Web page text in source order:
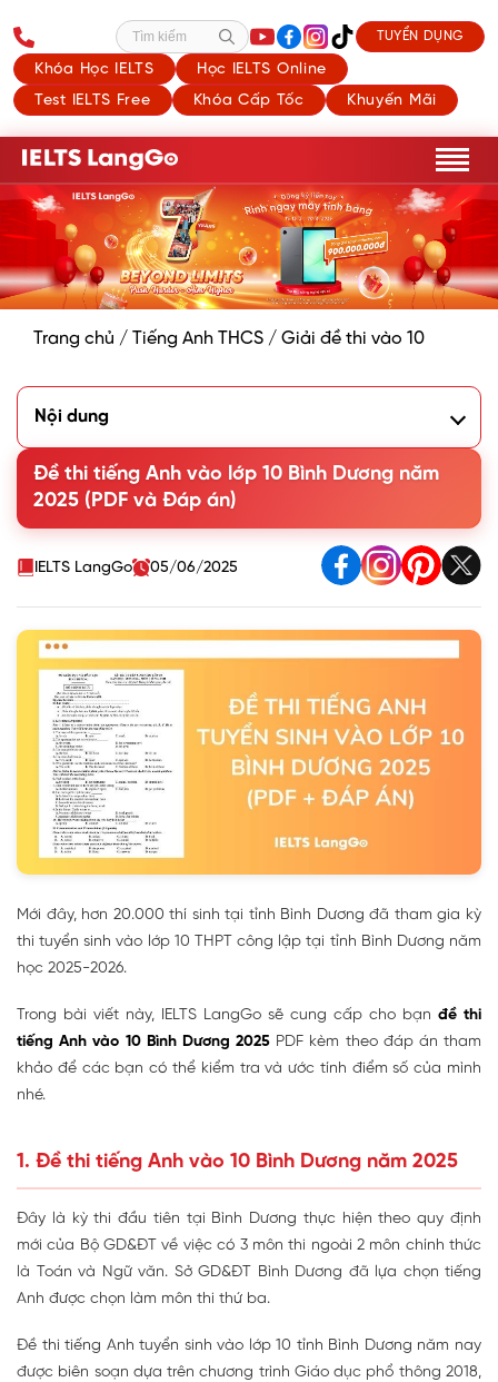
Khóa Học IELTS
Học IELTS Online
Test IELTS Free
Khóa Cấp Tốc Khuyến Mãi
Tìm kiếm TUYỂN DỤNG
Trang chủ / Tiếng Anh THCS / Giải đề thi vào 10
Nội dung
2. Đáp án đề thi tiếng Anh vào 10 Bình Dương năm 2025
Đề thi tiếng Anh vào lớp 10 Bình Dương năm
2025 (PDF và Đáp án)
IELTS LangGo 05/06/2025
Mới đây, hơn 20.000 thí sinh tại tỉnh Bình Dương đã tham gia kỳ
thi tuyển sinh vào lớp 10 THPT công lập tại tỉnh Bình Dương năm
học 2025-2026.
Trong bài viết này, IELTS LangGo sẽ cung cấp cho bạn đề thi
tiếng Anh vào 10 Bình Dương 2025 PDF kèm theo đáp án tham
khảo để các bạn có thể kiểm tra và ước tính điểm số của mình
nhé.
1. Đề thi tiếng Anh vào 10 Bình Dương năm 2025
Đây là kỳ thi đầu tiên tại Bình Dương thực hiện theo quy định
mới của Bộ GD&ĐT về việc có 3 môn thi ngoài 2 môn chính thức
là Toán và Ngữ văn. Sở GD&ĐT Bình Dương đã lựa chọn tiếng
Anh được chọn làm môn thi thứ ba.
Đề thi tiếng Anh tuyển sinh vào lớp 10 tỉnh Bình Dương năm nay
được biên soạn dựa trên chương trình Giáo dục phổ thông 2018,